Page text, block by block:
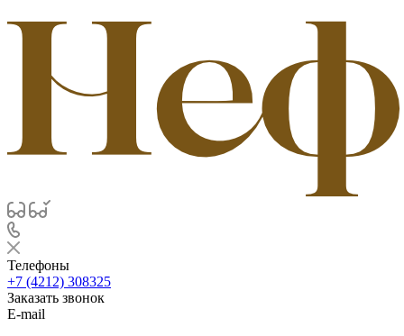
Телефоны
+7 (4212) 308325
Заказать звонок
E-mail